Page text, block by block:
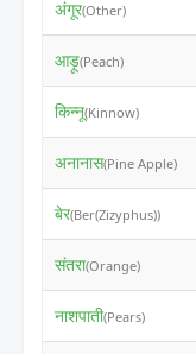
अंगूर(Other)
आड़ू(Peach)
किन्नू(Kinnow)
अनानास(Pine Apple)
बेर(Ber(Zizyphus))
संतरा(Orange)
नाशपाती(Pears)